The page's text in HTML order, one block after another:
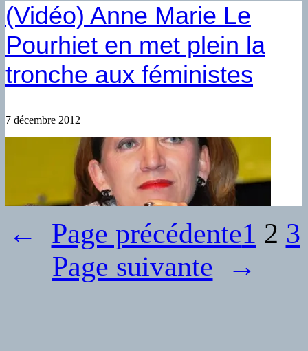
(Vidéo) Anne Marie Le
Pourhiet en met plein la
tronche aux féministes
7 décembre 2012
← Page précédente1 2 3
Page suivante
→